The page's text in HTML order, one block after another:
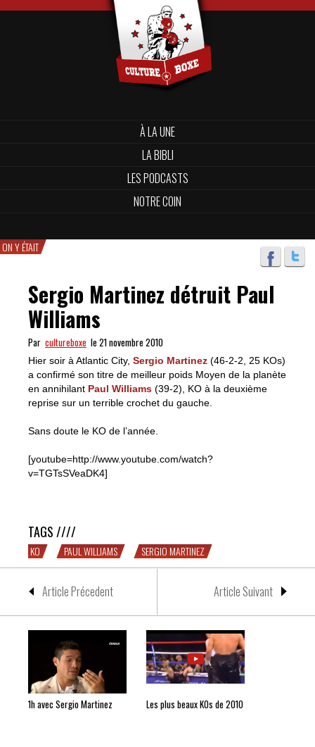
À LA UNE
LA BIBLI
LES PODCASTS
NOTRE COIN
ON Y ÉTAIT
Sergio Martinez détruit Paul
Williams
Par cultureboxe le 21 novembre 2010
Hier soir à Atlantic City, Sergio Martinez (46-2-2, 25 KOs)
a confirmé son titre de meilleur poids Moyen de la planète
en annihilant Paul Williams (39-2), KO à la deuxième
reprise sur un terrible crochet du gauche.
Sans doute le KO de l’année.
[youtube=http://www.youtube.com/watch?
v=TGTsSVeaDK4]
TAGS ////
KO PAUL WILLIAMS SERGIO MARTINEZ
Article Précedent Article Suivant
1h avec Sergio Martinez Les plus beaux KOs de 2010